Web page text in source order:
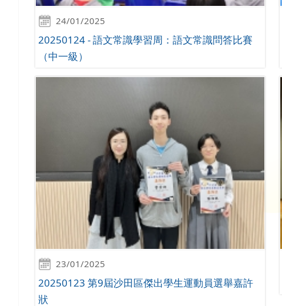
24/01/2025
20250124 - 語文常識學習周：語文常識問答比賽
（中一級）
23/01/2025
20250123 第9屆沙田區傑出學生運動員選舉嘉許
狀